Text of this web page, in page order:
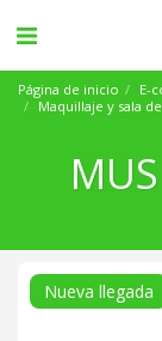
Página de inicio E-
Maquillaje y sala
Nueva llegada